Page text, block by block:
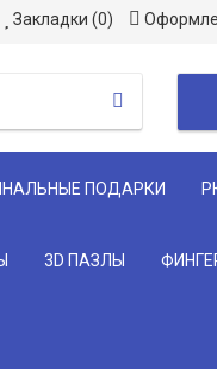
Закладки (0)
ПОДАРКИ
3D ПАЗЛЫ